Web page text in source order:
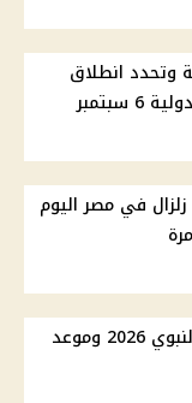
وتحدد انطلاق
في مصر اليوم
موقف ترحيل إجازة المولد النبوي 2026 وموعد